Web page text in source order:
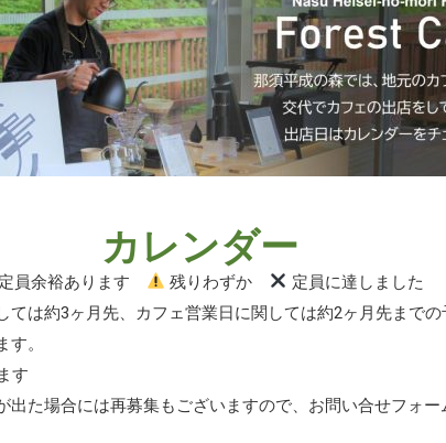
カレンダー
定員余裕あります 残りわずか
定員に達しました
は約3ヶ月先、カフェ営業日に関しては約2ヶ月先まで
。
す
た場合には再募集もございますので、お問い合せフォ